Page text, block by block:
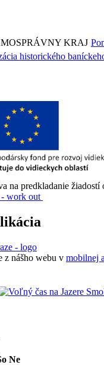
historického
work out
z nášho webu v mobilnej
Ne